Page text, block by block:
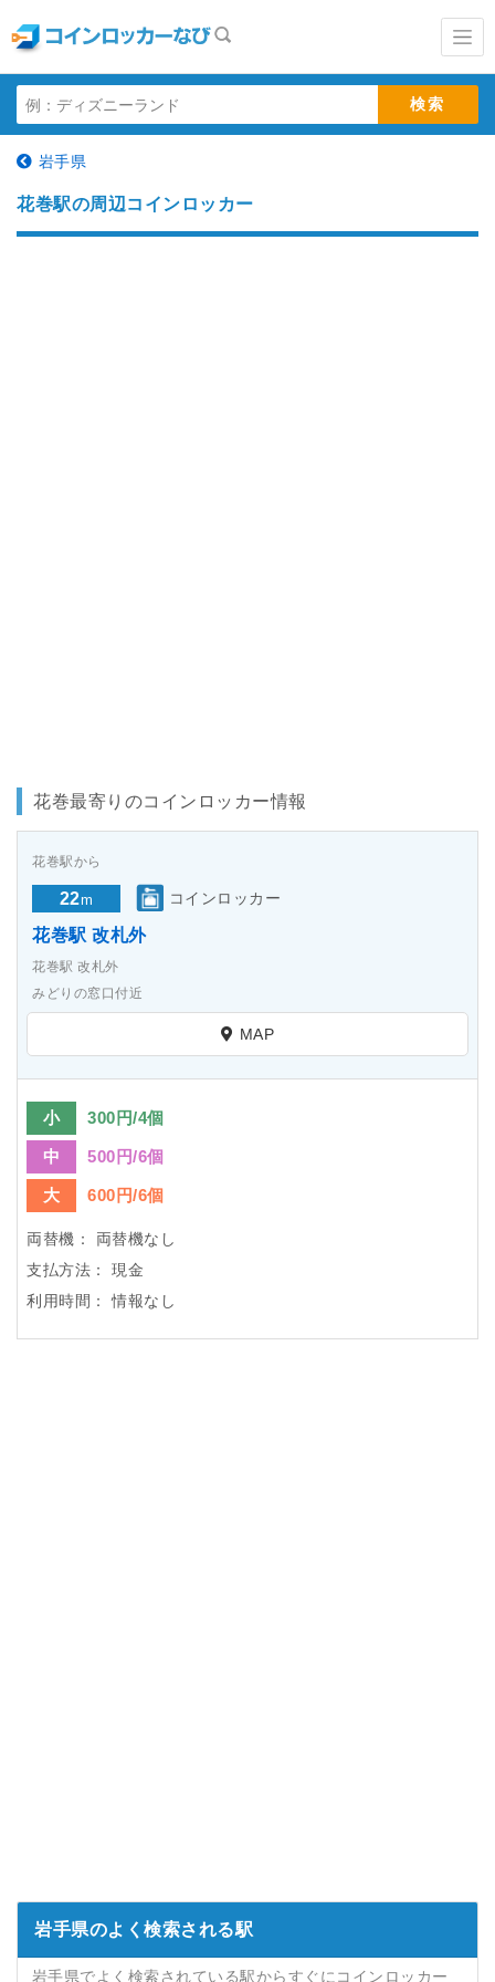
岩手県
花巻駅の周辺コインロッカー
花巻最寄りのコインロッカー情報
花巻駅から
22m コインロッカー
花巻駅 改札外
花巻駅 改札外
みどりの窓口付近
MAP
小 300円/4個
中 500円/6個
大 600円/6個
両替機：
両替機なし
支払方法：
現金
利用時間：
情報なし
岩手県のよく検索される駅
岩手県でよく検索されている駅からすぐにコインロッカー